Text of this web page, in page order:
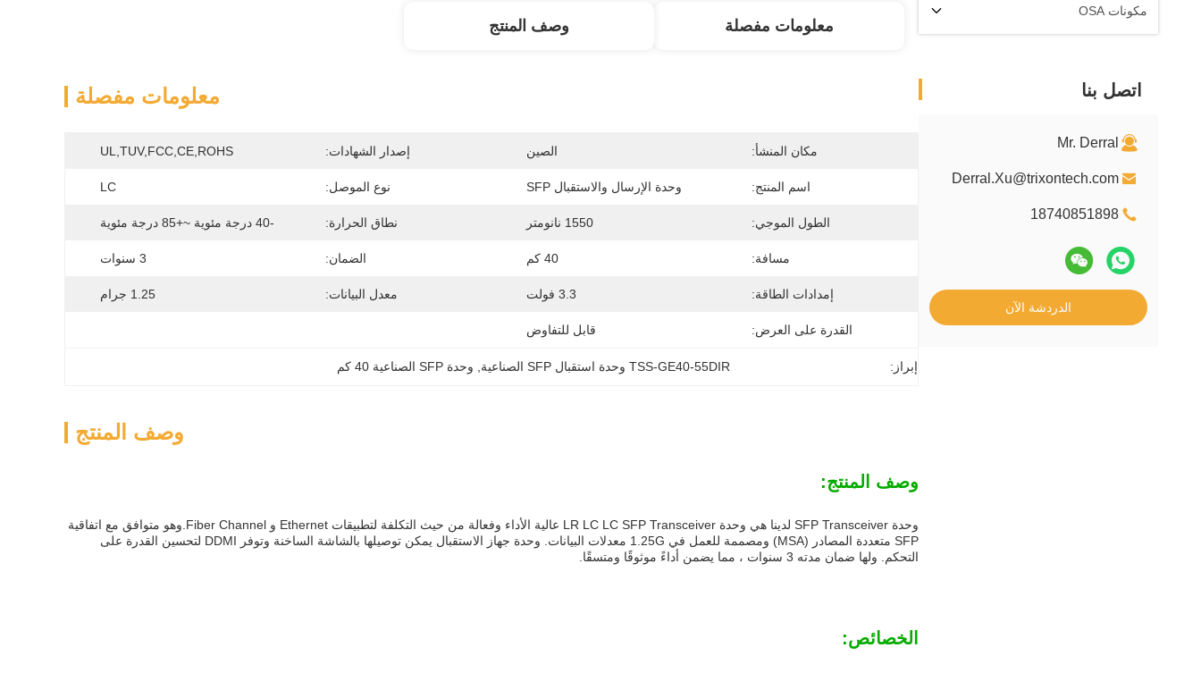
مكونات OSA
اتصل بنا
Mr. Derral
Derral.Xu@trixontech.com
18740851898
الدردشة الآن
معلومات مفصلة وصف المنتج
معلومات مفصلة
مكان المنشأ: الصين إصدار الشهادات: UL,TUV,FCC,CE,ROHS
اسم المنتج: وحدة الإرسال والاستقبال SFP نوع الموصل: LC
الطول الموجي: 1550 نانومتر نطاق الحرارة: -40 درجة مئوية ~+85 درجة مئوية
مسافة: 40 كم الضمان: 3 سنوات
إمدادات الطاقة: 3.3 فولت معدل البيانات: 1.25 جرام
القدرة على العرض: قابل للتفاوض
إبراز: TSS-GE40-55DIR وحدة استقبال SFP الصناعية وحدة SFP الصناعية 40 كم
وصف المنتج
وصف المنتج:
وحدة SFP Transceiver لدينا هي وحدة LR LC LC SFP Transceiver عالية الأداء وفعالة من حيث التكلفة لتطبيقات Ethernet و Fiber Channel.وهو متوافق مع اتفاقية
SFP متعددة المصادر (MSA) ومصممة للعمل في 1.25G معدلات البيانات. وحدة جهاز الاستقبال يمكن توصيلها بالشاشة الساخنة وتوفر DDMI لتحسين القدرة على
التحكم. ولها ضمان مدته 3 سنوات ، مما يضمن أداءً موثوقًا ومتسقًا.
الخصائص: